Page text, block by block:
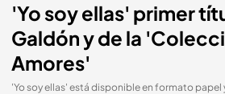
'Yo soy ellas' primer
Galdón y de la
Amores'
'Yo soy ellas' está disponible en formato papel